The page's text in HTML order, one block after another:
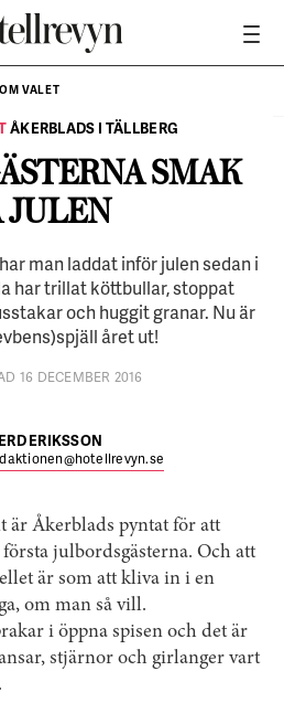
VALET
med sin musik.
ÅKERBLADS I TÄLLBERG
SMAK
JULEN
man laddat inför julen sedan i
har trillat köttbullar, stoppat
och huggit granar. Nu är
året ut!
16 DECEMBER 2016
ERIKSSON
är Åkerblads pyntat för att
julbordsgästerna. Och att
är som att kliva in i en
om man så vill.
i öppna spisen och det är
stjärnor och girlanger vart